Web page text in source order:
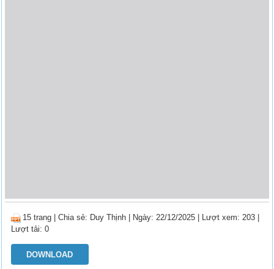
15 trang |Chia sẻ: Duy Thịnh | Ngày: 22/12/2025 | Lượt xem: 203
Lượt tải: 0
DOWNLOAD